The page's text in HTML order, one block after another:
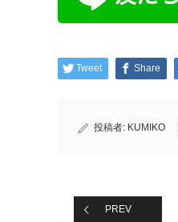
Tweet Share
投稿者: KUMIKO
PREV